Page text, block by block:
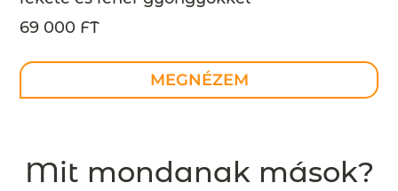
megrendelésre
69 000 FT
MEGNÉZEM
Mit mondanak mások?